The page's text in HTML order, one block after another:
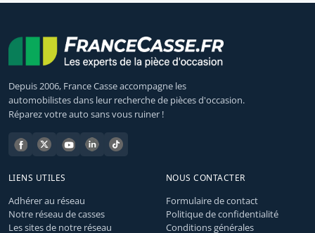
Depuis 2006, France Casse accompagne les
automobilistes dans leur recherche de pièces d'occasion.
Réparez votre auto sans vous ruiner !
LIENS UTILES
Adhérer au réseau
Notre réseau de casses
Les sites de notre réseau
NOUS CONTACTER
Formulaire de contact
Politique de confidentialité
Conditions générales